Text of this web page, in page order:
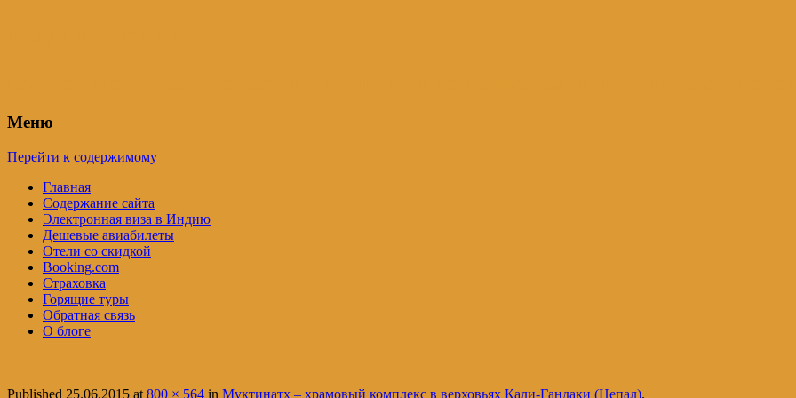
Меню
Перейти к содержимому
Главная
Содержание сайта
Электронная виза в Индию
Дешевые авиабилеты
Отели со скидкой
Booking.com
Страховка
Горящие туры
Обратная связь
О блоге
Published 25.06.2015 at800 × 564 in Муктинатх – храмовый комплекс в верховьях Кали-Гандаки (Непал).